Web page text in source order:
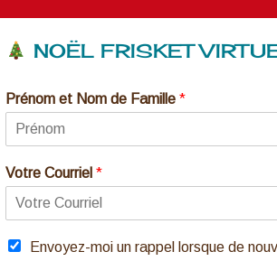
NOËL FRISKET
Prénom et Nom de Famille *
Votre Courriel *
Envoyez-moi un rappel lorsque de